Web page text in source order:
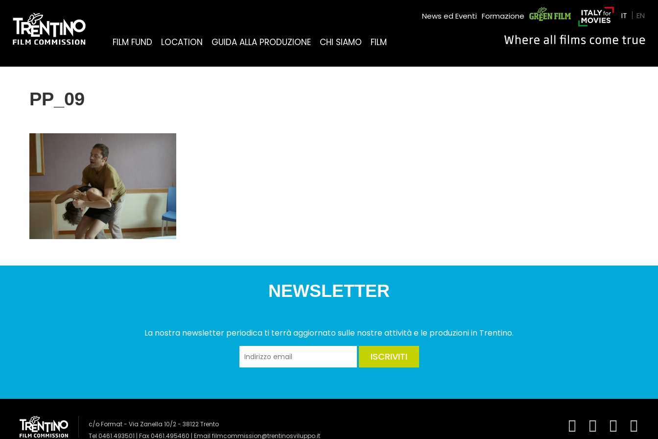
FILM FUND LOCATION GUIDA ALLA PRODUZIONE CHI SIAMO FILM
News ed Eventi Formazione Green Film IT EN
PP_09
NEWSLETTER
La nostra newsletter periodica ti terrà aggiornato sulle nostre attività e le produzioni in Trentino.
ISCRIVITI
c/o Format - Via Zanella 10/2 - 38122 Trento
Tel 0461.493501 | Fax 0461.495460 | Email filmcommission@trentinosviluppo.it